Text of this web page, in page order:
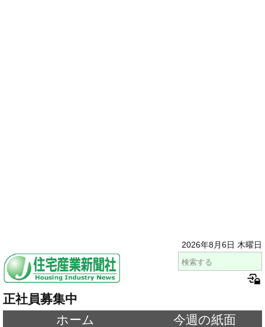
2026年8月6日 木曜日
正社員募集中
ホーム
今週の紙面